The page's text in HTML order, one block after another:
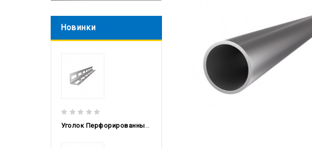
Новинки
Уголок Перфорированный Гнутый 30x30x2, 3м